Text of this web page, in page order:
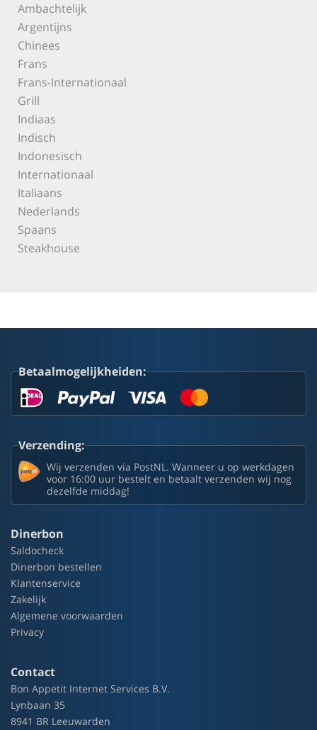
Ambachtelijk
Argentijns
Chinees
Frans
Frans-Internationaal
Grill
Indiaas
Indisch
Indonesisch
Internationaal
Italiaans
Nederlands
Spaans
Steakhouse
Betaalmogelijkheiden:
Verzending:
Wij verzenden via PostNL. Wanneer u op werkdagen
voor 16:00 uur bestelt en betaalt verzenden wij nog
dezelfde middag!
Dinerbon
Saldocheck
Dinerbon bestellen
Klantenservice
Zakelijk
Algemene voorwaarden
Privacy
Contact
Bon Appetit Internet Services B.V.
Lynbaan 35
8941 BR Leeuwarden